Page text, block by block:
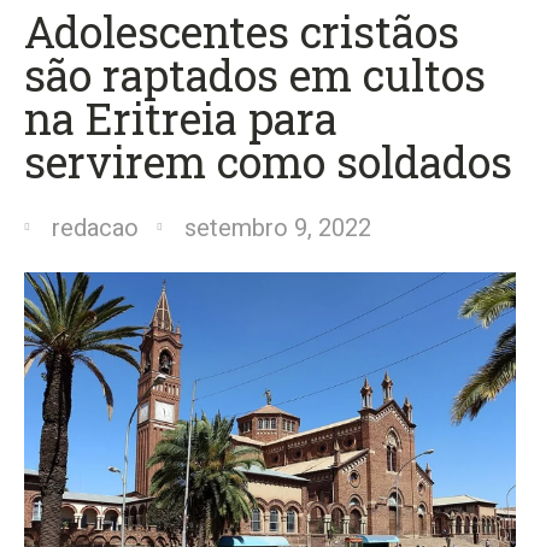
Adolescentes cristãos
são raptados em cultos
na Eritreia para
servirem como soldados
redacao setembro 9, 2022